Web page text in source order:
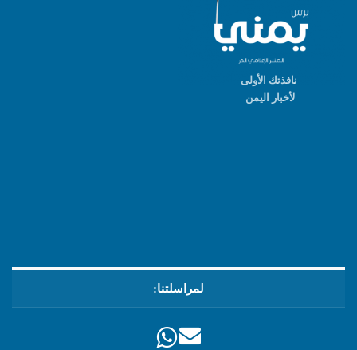
نافذتك الأولى
لأخبار اليمن
لمراسلتنا: